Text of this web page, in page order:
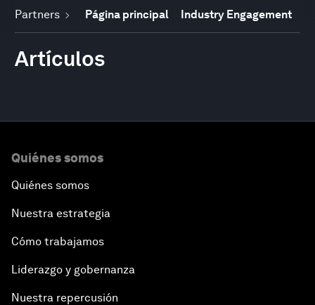
Partners Página principal Industry Engagement
Artículos
Quiénes somos
Quiénes somos
Nuestra estrategia
Cómo trabajamos
Liderazgo y gobernanza
Nuestra repercusión